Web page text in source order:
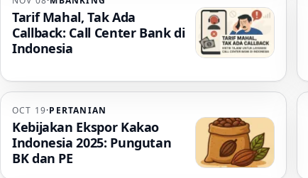
Tarif Mahal, Tak Ada
Callback: Call Center Bank di
Indonesia
OCT 19·PERTANIAN
Kebijakan Ekspor Kakao
Indonesia 2025: Pungutan
BK dan PE